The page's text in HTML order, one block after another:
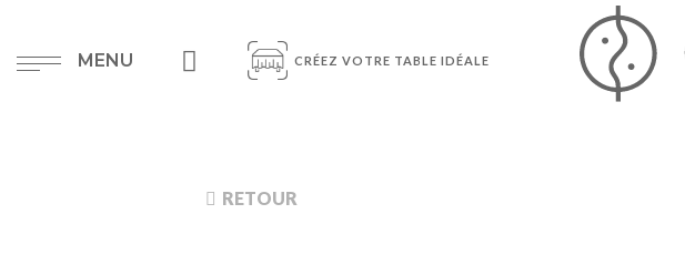
MENU CRÉEZ VOTRE TABLE IDÉALE
RETOUR